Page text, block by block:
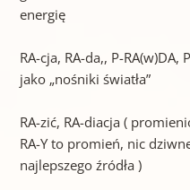
energię
RA-cja, RA-da,, P-RA(w)DA,
jako „nośniki światła”
RA-zić, RA-diacja (
RA-Y to promień, nic
najlepszego źródła )